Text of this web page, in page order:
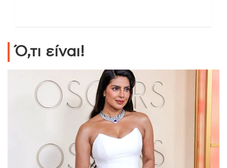
Ό,τι είναι!